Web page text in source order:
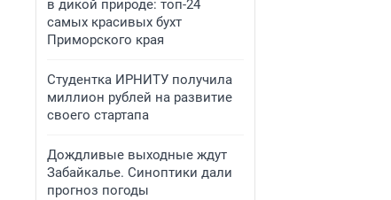
в дикой природе: топ-24
самых красивых бухт
Приморского края
Студентка ИРНИТУ получила
миллион рублей на развитие
своего стартапа
Дождливые выходные ждут
Забайкалье. Синоптики дали
прогноз погоды